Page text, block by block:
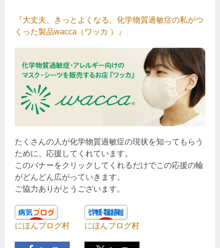
『大丈夫、きっとよくなる。化学物質過敏症の私がつ
くった製品wacca（ワッカ ）』
たくさんの人が化学物質過敏症の現状を知ってもらう
ために、応援してくれています。
このバナーをクリックしてくれるだけでこの応援の輪
がどんどん広がっていきます。
ご協力ありがとうございます。
にほんブログ村 にほんブログ村